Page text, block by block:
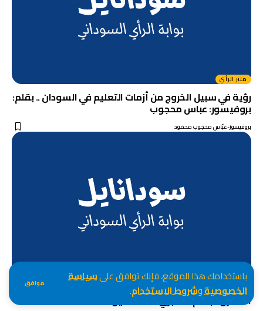
باستخدامك هذا الموقع، فإنك توافق علىسياسة
الخصوصيةوشروط الاستخدام. موافق
منبر الرأي
رؤية في سبيل الخروج من أزمات التعليم في السودان .. بقلم:
بروفيسور: عباس محجوب
بروفيسور-عبّاس محجوب محمود
منبر الرأي
مفهوم الديموقراطيه التوافقية في الفكر السياسى
المقارن .. بقلم: د.صبري محمد خليل